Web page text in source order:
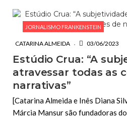
JORNALISMO FRANKENSTEIN
CATARINA ALMEIDA 03/06/2023
Estúdio Crua: “A
atravessar todas as
narrativas”
[Catarina Almeida e Inês Diana
Márcia Mansur são fundadoras